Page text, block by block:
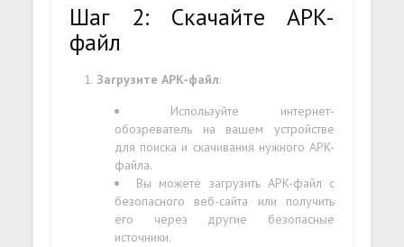
Шаг 2: Скачайте APK-
файл
Загрузите APK-файл:
Используйте интернет-
обозреватель на вашем устройстве
для поиска и скачивания нужного APK-
файла.
Вы можете загрузить APK-файл с
безопасного веб-сайта или получить
его через другие безопасные
источники.